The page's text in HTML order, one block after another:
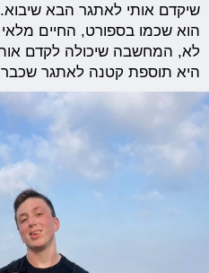
שיקדם אותי לאתגר הבא
הוא שכמו בספורט, החיים
לא, המחשבה שיכולה לקדם
היא תוספת קטנה לאתגר